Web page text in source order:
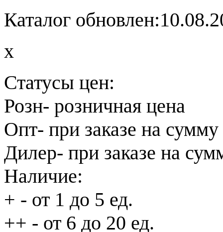
Каталог
x
Статусы цен:
Розн- розничная цена
Опт- при заказе на
Дилер- при заказе на
Наличие:
+ - от 1 до 5 ед.
++ - от 6 до 20 ед.